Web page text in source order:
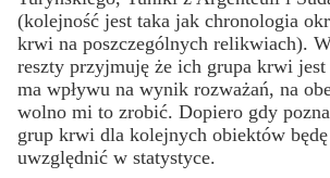
(kolejność jest taka jak chronologia
krwi na poszczególnych relikwiach).
reszty przyjmuję że ich grupa krwi
ma wpływu na wynik rozważań, na
wolno mi to zrobić. Dopiero gdy
grup krwi dla kolejnych obiektów będę
uwzględnić w statystyce.